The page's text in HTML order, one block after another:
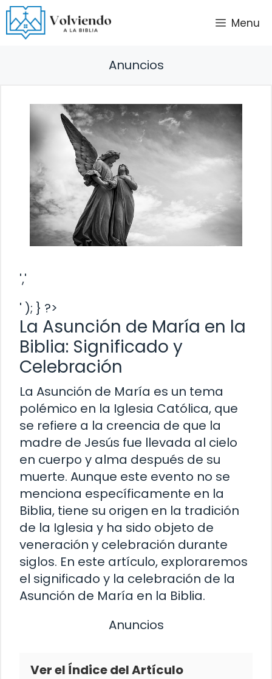
Saltar
al
contenido
Menu
Anuncios
','
' ); } ?>
La Asunción de María en la
Biblia: Significado y
Celebración
La Asunción de María es un tema
polémico en la Iglesia Católica, que
se refiere a la creencia de que la
madre de Jesús fue llevada al cielo
en cuerpo y alma después de su
muerte. Aunque este evento no se
menciona específicamente en la
Biblia, tiene su origen en la tradición
de la Iglesia y ha sido objeto de
veneración y celebración durante
siglos. En este artículo, exploraremos
el significado y la celebración de la
Asunción de María en la Biblia.
Anuncios
Ver el Índice del Artículo